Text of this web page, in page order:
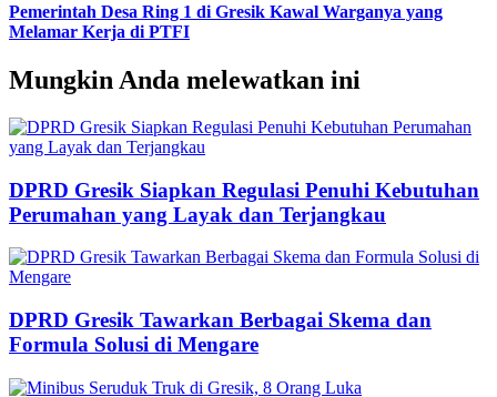
Pemerintah Desa Ring 1 di Gresik Kawal Warganya yang
Melamar Kerja di PTFI
Mungkin Anda melewatkan ini
DPRD Gresik Siapkan Regulasi Penuhi Kebutuhan
Perumahan yang Layak dan Terjangkau
DPRD Gresik Tawarkan Berbagai Skema dan
Formula Solusi di Mengare